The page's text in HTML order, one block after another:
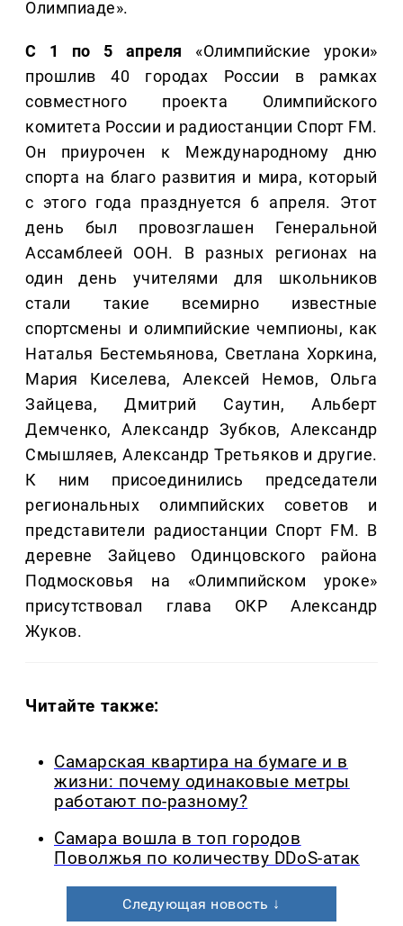
Олимпиаде».
С 1 по 5 апреля «Олимпийские уроки»
прошлив 40 городах России в рамках
совместного проекта Олимпийского
комитета России и радиостанции Спорт FM.
Он приурочен к Международному дню
спорта на благо развития и мира, который
с этого года празднуется 6 апреля. Этот
день был провозглашен Генеральной
Ассамблеей ООН. В разных регионах на
один день учителями для школьников
стали такие всемирно известные
спортсмены и олимпийские чемпионы, как
Наталья Бестемьянова, Светлана Хоркина,
Мария Киселева, Алексей Немов, Ольга
Зайцева, Дмитрий Саутин, Альберт
Демченко, Александр Зубков, Александр
Смышляев, Александр Третьяков и другие.
К ним присоединились председатели
региональных олимпийских советов и
представители радиостанции Спорт FM. В
деревне Зайцево Одинцовского района
Подмосковья на «Олимпийском уроке»
присутствовал глава ОКР Александр
Жуков.
Читайте также:
Самарская квартира на бумаге и в
жизни: почему одинаковые метры
работают по-разному?
Самара вошла в топ городов
Поволжья по количеству DDoS-атак
Следующая новость ↓